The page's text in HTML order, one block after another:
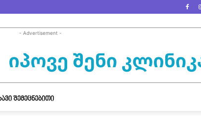
- Advertisement -
ᲨᲔᲛᲔᲪᲜᲔᲑᲘᲗᲘ